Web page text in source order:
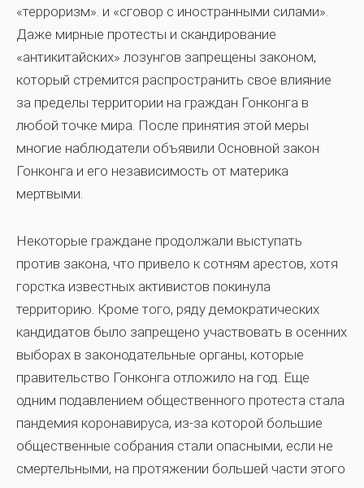
«терроризм». и «сговор с иностранными силами».
Даже мирные протесты и скандирование
«антикитайских» лозунгов запрещены законом,
который стремится распространить свое влияние
за пределы территории на граждан Гонконга в
любой точке мира. После принятия этой меры
многие наблюдатели объявили Основной закон
Гонконга и его независимость от материка
мертвыми.
Некоторые граждане продолжали выступать
против закона, что привело к сотням арестов, хотя
горстка известных активистов покинула
территорию. Кроме того, ряду демократических
кандидатов было запрещено участвовать в осенних
выборах в законодательные органы, которые
правительство Гонконга отложило на год. Еще
одним подавлением общественного протеста стала
пандемия коронавируса, из-за которой большие
общественные собрания стали опасными, если не
смертельными, на протяжении большей части этого